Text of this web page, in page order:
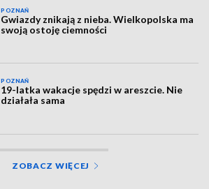
POZNAŃ
Gwiazdy znikają z nieba. Wielkopolska ma
swoją ostoję ciemności
POZNAŃ
19-latka wakacje spędzi w areszcie. Nie
działała sama
ZOBACZ WIĘCEJ